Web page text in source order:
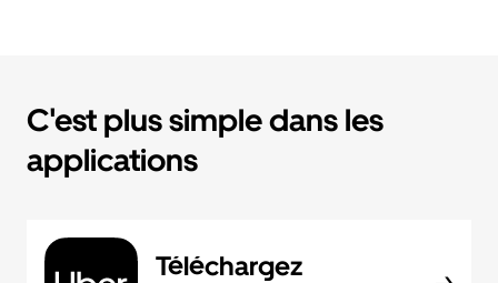
C'est plus simple dans les
applications
Téléchargez